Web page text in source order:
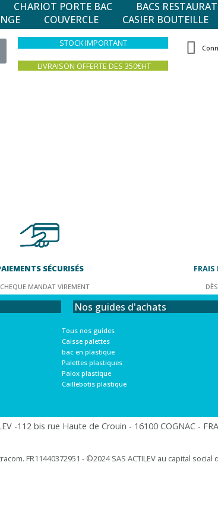
CHARIOT PORTE BAC BACS
COUVERCLE CASIER BOUTEILLE
STOCK IMPORTANT
LIVRAISON OFFERTE DES 350€HT
SÉCURISÉS
MANDAT VIREMENT
FRAIS
Nos guides d'achats
Tous nos guides
Caisse palettes
bac en plastique
Palettes plastiques
Palox plastique
Caillebotis plastique
-112 bis rue Haute de Crouin - 16100 COGNAC -
FR11440372951 - ©2024 SAS ACTILEV au capital